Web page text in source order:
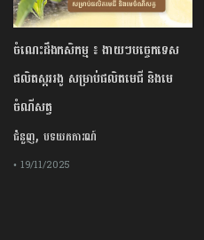
ចំណេះដឹងកសិកម្ម ៖ ងាយៗបច្ចេកទេស
ផលិតស្កររងូ សម្រាប់ផលិតមេជី និងមេ
ចំណីសត្វ
ជំនួញ,បទយកការណ៍
• 19/11/2025